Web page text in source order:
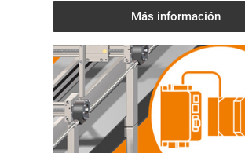
Más información